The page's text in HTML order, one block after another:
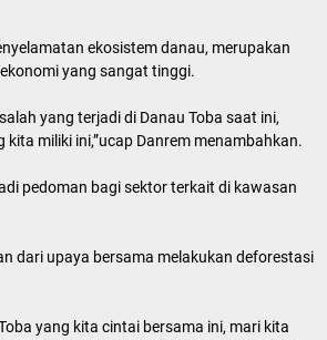
ekosistem danau, merupakan
yang sangat tinggi.
yang terjadi di Danau Toba saat ini,
miliki ini,”ucap Danrem menambahkan.
pedoman bagi sektor terkait di kawasan
dari upaya bersama melakukan deforestasi
yang kita cintai bersama ini, mari kita